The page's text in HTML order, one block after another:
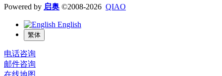
Powered by 启奥 ©2008-2026 QIAO
English
繁体
电话咨询
邮件咨询